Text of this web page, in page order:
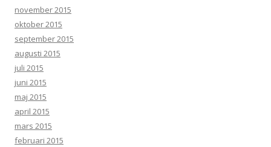
november 2015
oktober 2015
september 2015
augusti 2015
juli 2015
juni 2015
maj 2015
april 2015
mars 2015
februari 2015